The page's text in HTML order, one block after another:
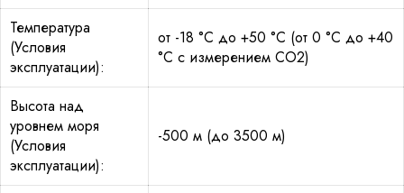
Температура
(Условия
эксплуатации):
от -18 °C до +50 °C (от 0 °C до +40
°C с измерением CO2)
Высота над
уровнем моря
(Условия
эксплуатации):
-500 м (до 3500 м)